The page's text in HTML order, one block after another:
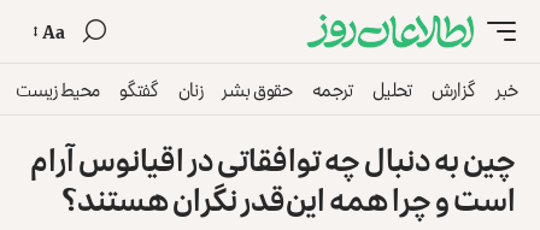
Aa
خبر گزارش تحلیل ترجمه حقوق بشر زنان گفتگو محیط زیست
چین به دنبال چه توافقاتی در اقیانوس آرام
است و چرا همه این‌قدر نگران هستند؟